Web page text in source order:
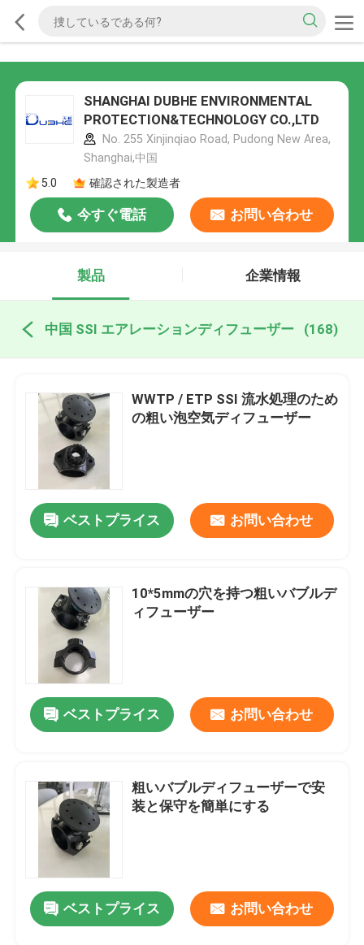
SHANGHAI DUBHE ENVIRONMENTAL
PROTECTION&TECHNOLOGY CO.,LTD
No. 255 Xinjinqiao Road, Pudong New Area,
Shanghai,中国
5.0
確認された製造者
今すぐ電話 お問い合わせ
製品 企業情報
中国 SSI エアレーションディフューザー (168)
WWTP / ETP SSI 流水処理のため
の粗い泡空気ディフューザー
ベストプライス お問い合わせ
10*5mmの穴を持つ粗いバブルデ
ィフューザー
ベストプライス お問い合わせ
粗いバブルディフューザーで安
装と保守を簡単にする
ベストプライス お問い合わせ